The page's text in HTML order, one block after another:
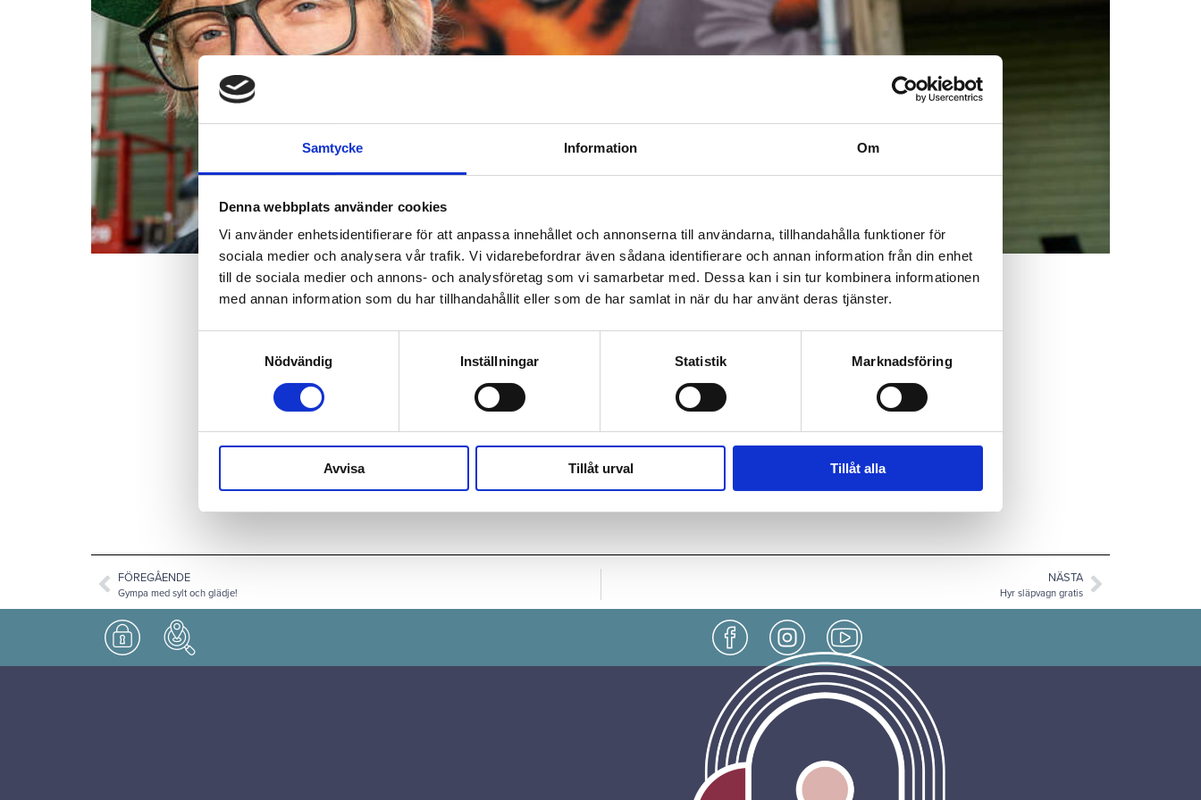
Samtycke Information Om
Denna webbplats använder cookies
Vi använder enhetsidentifierare för att anpassa innehållet och annonserna till användarna, tillhandahålla funktioner för
sociala medier och analysera vår trafik. Vi vidarebefordrar även sådana identifierare och annan information från din enhet
till de sociala medier och annons- och analysföretag som vi samarbetar med. Dessa kan i sin tur kombinera informationen
med annan information som du har tillhandahållit eller som de har samlat in när du har använt deras tjänster.
Nödvändig
Inställningar Statistik Marknadsföring
Avvisa Tillåt urval Tillåt alla
Artscape 2024!
Förra årets uppskattade gatukonstprojekt Artscape gästade Vänersborg i år igen. Den här
gången med tre nya väggmålningar, varav ett verk skapat av konstnären Super-G pryder vår
en väggmålning till vårt äldreboende på Nordkroksvägen 6 i Vargön där Super-G till de boendes
förtjusning skapade ett rävmotiv på innergården.Läs artikeln i Dörrposten och sefilm från
skapandet av konstverket på Nordkroksvägen 6
FÖREGÅENDE
Gympa med sylt och glädje!
NÄSTA
Hyr släpvagn gratis